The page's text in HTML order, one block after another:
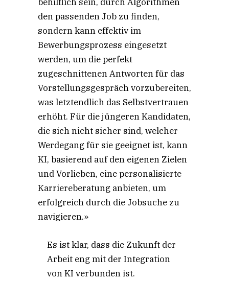
den passenden Job zu finden,
sondern kann effektiv im
Bewerbungsprozess eingesetzt
werden, um die perfekt
zugeschnittenen Antworten für das
Vorstellungsgespräch vorzubereiten,
was letztendlich das Selbstvertrauen
erhöht. Für die jüngeren Kandidaten,
die sich nicht sicher sind, welcher
Werdegang für sie geeignet ist, kann
KI, basierend auf den eigenen Zielen
und Vorlieben, eine personalisierte
Karriereberatung anbieten, um
erfolgreich durch die Jobsuche zu
navigieren.»
Es ist klar, dass die Zukunft der
Arbeit eng mit der Integration
von KI verbunden ist.